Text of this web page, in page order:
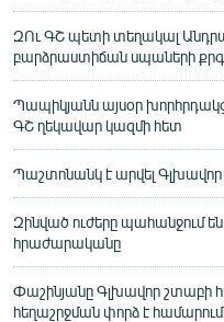
ԶՈւ ԳՇ պետի տեղակալ
բարձրաստիճան սպաների
Պապիկյանն այսօր
ԳՇ ղեկավար կազմի հետ
Պաշտոնանկ է արվել
Զինված ուժերը պահանջում
հրաժարականը
Փաշինյանը Գլխավոր շտաբի
հեղաշրջման փորձ է